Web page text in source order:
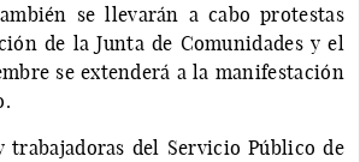
se llevarán a cabo protestas
de la Junta de Comunidades y el
se extenderá a la manifestación
trabajadoras del Servicio Público de